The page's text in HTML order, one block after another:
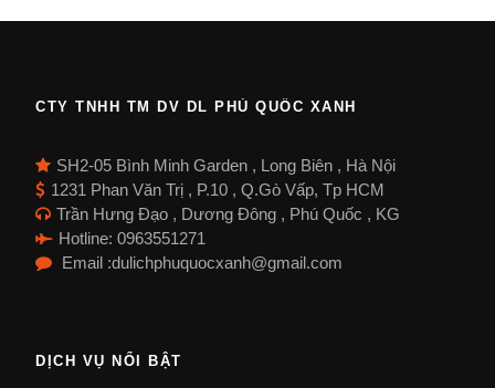
CTY TNHH TM DV DL PHÚ QUỐC XANH
SH2-05 Bình Minh Garden , Long Biên , Hà Nội
1231 Phan Văn Trị , P.10 , Q.Gò Vấp, Tp HCM
Trần Hưng Đạo , Dương Đông , Phú Quốc , KG
Hotline: 0963551271
Email :dulichphuquocxanh@gmail.com
DỊCH VỤ NỔI BẬT